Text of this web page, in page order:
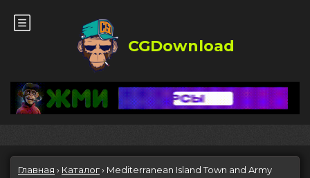
CGDownload
Главная › Каталог› Mediterranean Island Town and Army